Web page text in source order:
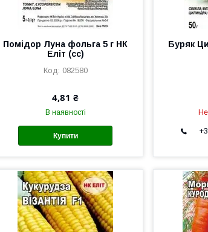
Помідор Луна фольга 5 г НК
Еліт (сс)
082580
4,81 ₴
В наявності
Купити
Буряк